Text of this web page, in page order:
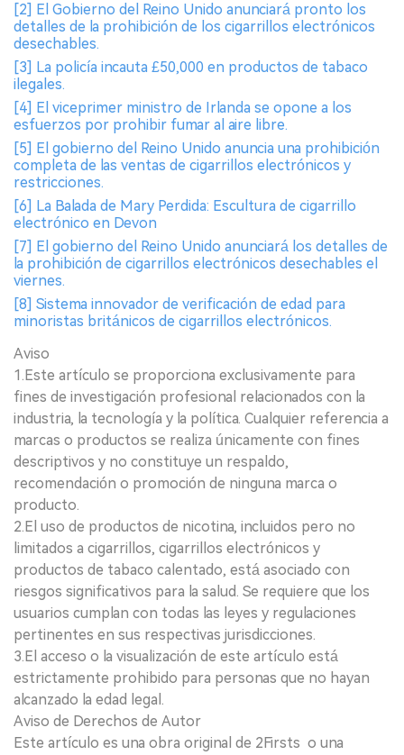
[2] El Gobierno del Reino Unido anunciará pronto los
detalles de la prohibición de los cigarrillos electrónicos
desechables.
[3] La policía incauta £50,000 en productos de tabaco
ilegales.
[4] El viceprimer ministro de Irlanda se opone a los
esfuerzos por prohibir fumar al aire libre.
[5] El gobierno del Reino Unido anuncia una prohibición
completa de las ventas de cigarrillos electrónicos y
restricciones.
[6] La Balada de Mary Perdida: Escultura de cigarrillo
electrónico en Devon
[7] El gobierno del Reino Unido anunciará los detalles de
la prohibición de cigarrillos electrónicos desechables el
viernes.
[8] Sistema innovador de verificación de edad para
minoristas británicos de cigarrillos electrónicos.
Aviso
1.Este artículo se proporciona exclusivamente para
fines de investigación profesional relacionados con la
industria, la tecnología y la política. Cualquier referencia a
marcas o productos se realiza únicamente con fines
descriptivos y no constituye un respaldo,
recomendación o promoción de ninguna marca o
producto.
2.El uso de productos de nicotina, incluidos pero no
limitados a cigarrillos, cigarrillos electrónicos y
productos de tabaco calentado, está asociado con
riesgos significativos para la salud. Se requiere que los
usuarios cumplan con todas las leyes y regulaciones
pertinentes en sus respectivas jurisdicciones.
3.El acceso o la visualización de este artículo está
estrictamente prohibido para personas que no hayan
alcanzado la edad legal.
Aviso de Derechos de Autor
Este artículo es una obra original de 2Firsts o una